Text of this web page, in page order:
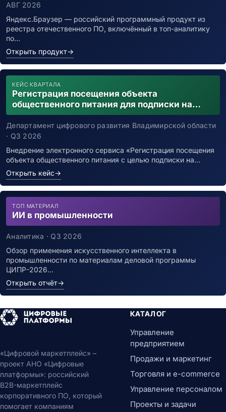
АВГ 2026
Яндекс.Браузер — российский программный продукт из
реестра отечественного ПО, включённый в топ-аналитику
по…
Открыть продукт→
КЕЙС КВАРТАЛА
Регистрация посещения объекта
общественного питания для подписки на
уведомления о возможном контакте с
заболевшим новой коронавирусной
инфекцией
Департамент цифрового развития Владимирской области
· Q3 2026
Внедрение электронного сервиса «Регистрация посещения
объекта общественного питания с целью подписки на…
Открыть кейс→
ТОП МАТЕРИАЛ
ИИ в промышленности
Аналитика · Q3 2026
Обзор применения искусственного интеллекта в
промышленности по материалам деловой программы
ЦИПР-2026…
Открыть отчёт→
«Цифровой маркетплейс» –
проект АНО «Цифровые
платформы»: российский
B2B-маркетплейс
корпоративного ПО, который
помогает компаниям
КАТАЛОГ
Управление
предприятием
Продажи и маркетинг
Торговля и e-commerce
Управление персоналом
Проекты и задачи